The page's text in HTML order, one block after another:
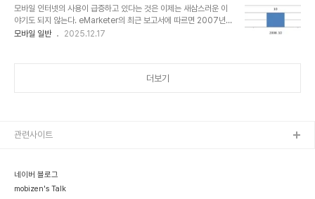
브라우저의 선택과 성능향상은 중요한 이슈이며, 브라우저 개발사들
은 html5, Web Platform, Widget 등과 맞물리며 소리없는 전쟁
을 계속하고 있다. 이번 포스팅에서는 간략하게 현재 모바일 브라우저
모바일 인터넷의 사용이 급증하고 있다는 것은 이제는 새삼스러운 이
야기도 되지 않는다. eMarketer의 최근 보고서에 따르면 2007년
7회에 불과했던 월평균 모바일 인터넷 접속 횟수가 2009년이 되면
는 전체 Data Traffic의 30%가 모바일 디바이스로부터 발생되며
질 것이라고 하여 눈..
모바일 일반 2025.12.17
더보기
네이버 블로그
mobizen's Talk
관련사이트